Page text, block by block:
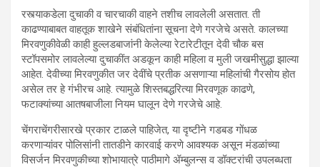
रस्त्याकडेला दुचाकी व चारचाकी वाहने तशीच लावलेली असतात. ती
काढण्याबाबत वाहतूक शाखेने संबंधितांना सूचना देणे गरजेचे असते. कालच्या
मिरवणुकीवेळी काही हुल्लडबाजांनी केलेल्या रेटारेटीतून देवी चौक बस
स्टॉपसमोर लावलेल्या दुचाकींत अडकून काही महिला व मुली जखमीसुद्धा झाल्या
आहेत. देवीच्या मिरवणुकीत जर देवींचे प्रतीक असणाऱ्या महिलांची गैरसोय होत
असेल तर हे गंभीरच आहे. त्यामुळे शिस्तबद्धरित्या मिरवणूक काढणे,
फटाक्यांच्या आतषबाजीला नियम घालून देणे गरजेचे आहे.
चेंगराचेंगरीसारखे प्रकार टाळले पाहिजेत, या दृष्टीने गडबड गोंधळ
करणाऱ्यांवर पोलिसांनी तातडीने कारवाई करणे आवश्यक असून मंडळांच्या
विसर्जन मिरवणुकीच्या शोभायात्रे पाठीमागे ॲम्बुलन्स व डॉक्टरांची उपलब्धता